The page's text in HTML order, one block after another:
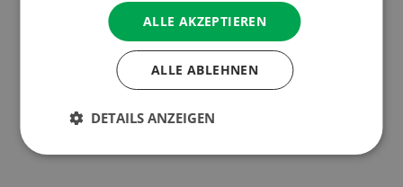
Raufutter aus dem Sack
Nutztiere
Stallklima - Hitzestress
ALLE AKZEPTIEREN
ALLE ABLEHNEN
DETAILS ANZEIGEN